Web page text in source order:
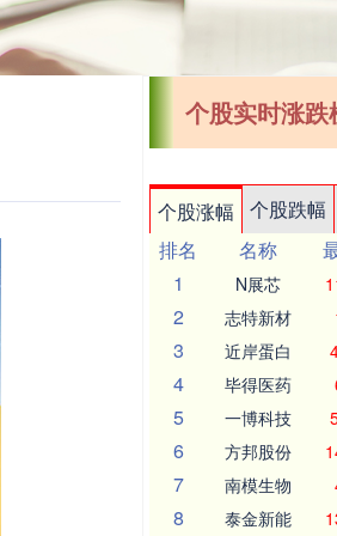
个股实时涨跌
个股涨幅 个股跌幅
排名
名称
1
N展芯
2 志特新材
3 近岸蛋白
4 毕得医药
5 一博科技
6 方邦股份
7 南模生物
8 泰金新能